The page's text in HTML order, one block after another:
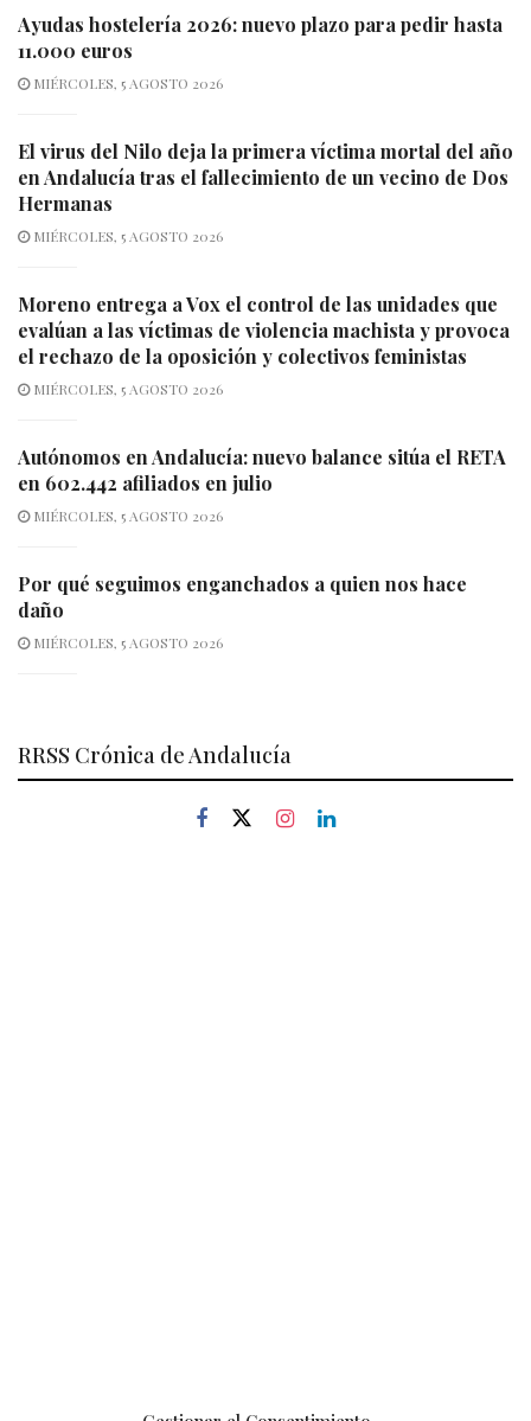
Ayudas hostelería 2026: nuevo plazo para pedir hasta
11.000 euros
MIÉRCOLES, 5 AGOSTO 2026
El virus del Nilo deja la primera víctima mortal del año
en Andalucía tras el fallecimiento de un vecino de Dos
Hermanas
MIÉRCOLES, 5 AGOSTO 2026
Moreno entrega a Vox el control de las unidades que
evalúan a las víctimas de violencia machista y provoca
el rechazo de la oposición y colectivos feministas
MIÉRCOLES, 5 AGOSTO 2026
Autónomos en Andalucía: nuevo balance sitúa el RETA
en 602.442 afiliados en julio
MIÉRCOLES, 5 AGOSTO 2026
Por qué seguimos enganchados a quien nos hace
daño
MIÉRCOLES, 5 AGOSTO 2026
RRSS Crónica de Andalucía